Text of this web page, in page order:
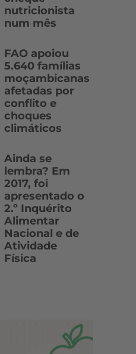
nutricionista
num mês
FAO apoiou
5.640 famílias
moçambicanas
afetadas por
conflito e
choques
climáticos
Ainda se
lembra? Em
2017, foi
apresentado o
2.º Inquérito
Alimentar
Nacional e de
Atividade
Física